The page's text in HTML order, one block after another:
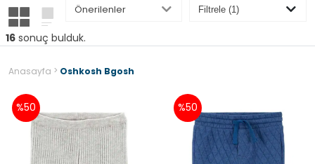
Anasayfa > Oshkosh Bgosh
16 sonuç bulduk.
%50 %50